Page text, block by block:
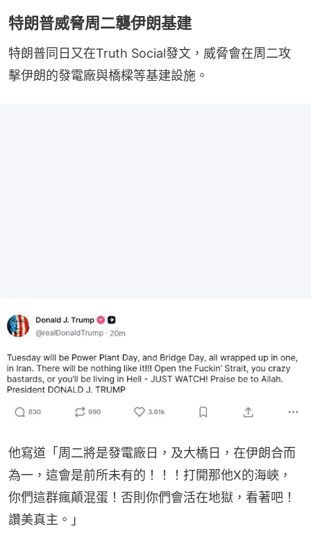
特朗普威脅周二襲伊朗基建
特朗普同日又在Truth Social發文，威脅會在周二攻
擊伊朗的發電廠與橋樑等基建設施。
他寫道「周二將是發電廠日，及大橋日，在伊朗合而
為一，這會是前所未有的！！！打開那他X的海峽，
你們這群瘋顛混蛋！否則你們會活在地獄，看著吧！
讚美真主。」